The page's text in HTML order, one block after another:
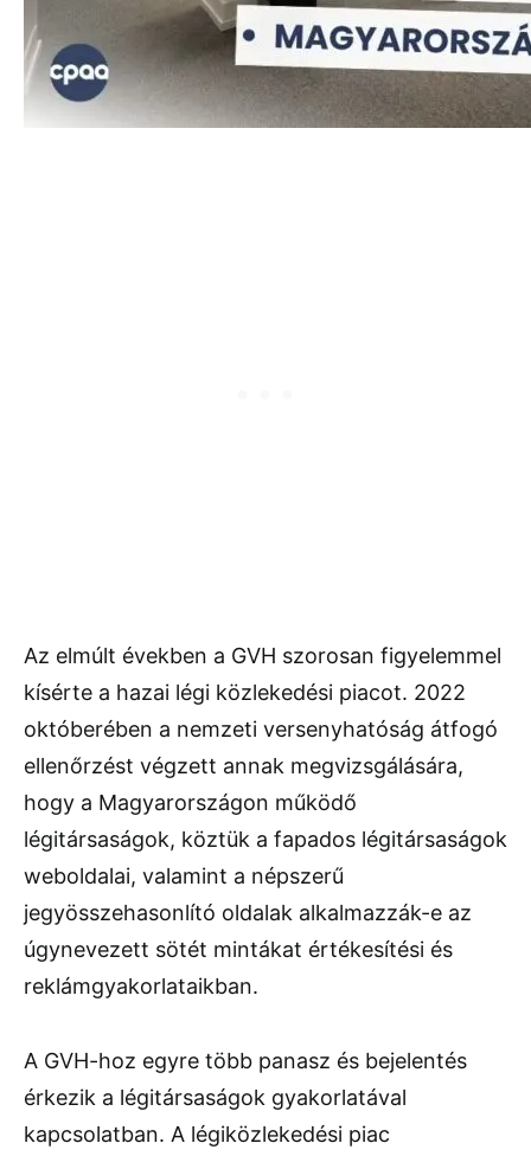
Az elmúlt években a GVH szorosan figyelemmel
kísérte a hazai légi közlekedési piacot. 2022
októberében a nemzeti versenyhatóság átfogó
ellenőrzést végzett annak megvizsgálására,
hogy a Magyarországon működő
légitársaságok, köztük a fapados légitársaságok
weboldalai, valamint a népszerű
jegyösszehasonlító oldalak alkalmazzák-e az
úgynevezett sötét mintákat értékesítési és
reklámgyakorlataikban.
A GVH-hoz egyre több panasz és bejelentés
érkezik a légitársaságok gyakorlatával
kapcsolatban. A légiközlekedési piac